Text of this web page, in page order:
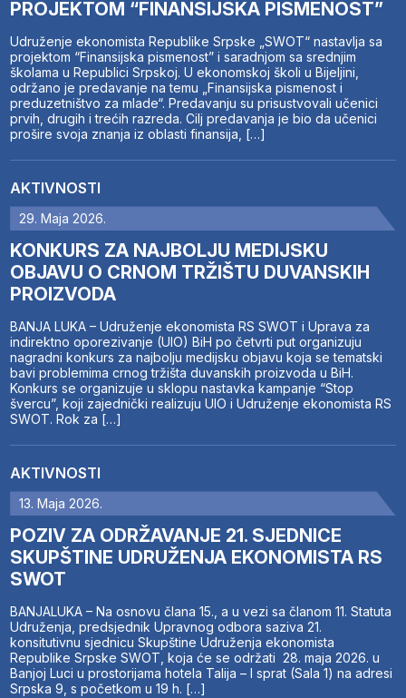
PROJEKTOM “FINANSIJSKA PISMENOST”
Udruženje ekonomista Republike Srpske „SWOT“ nastavlja sa
projektom “Finansijska pismenost” i saradnjom sa srednjim
školama u Republici Srpskoj. U ekonomskoj školi u Bijeljini,
održano je predavanje na temu „Finansijska pismenost i
preduzetništvo za mlade“. Predavanju su prisustvovali učenici
prvih, drugih i trećih razreda. Cilj predavanja je bio da učenici
prošire svoja znanja iz oblasti finansija, […]
AKTIVNOSTI
29. Maja 2026.
KONKURS ZA NAJBOLJU MEDIJSKU
OBJAVU O CRNOM TRŽIŠTU DUVANSKIH
PROIZVODA
BANJA LUKA – Udruženje ekonomista RS SWOT i Uprava za
indirektno oporezivanje (UIO) BiH po četvrti put organizuju
nagradni konkurs za najbolju medijsku objavu koja se tematski
bavi problemima crnog tržišta duvanskih proizvoda u BiH.
Konkurs se organizuje u sklopu nastavka kampanje “Stop
švercu”, koji zajednički realizuju UIO i Udruženje ekonomista RS
SWOT. Rok za […]
AKTIVNOSTI
13. Maja 2026.
POZIV ZA ODRŽAVANJE 21. SJEDNICE
SKUPŠTINE UDRUŽENJA EKONOMISTA RS
SWOT
BANJALUKA – Na osnovu člana 15., a u vezi sa članom 11. Statuta
Udruženja, predsjednik Upravnog odbora saziva 21.
konsitutivnu sjednicu Skupštine Udruženja ekonomista
Republike Srpske SWOT, koja će se održati 28. maja 2026. u
Banjoj Luci u prostorijama hotela Talija – I sprat (Sala 1) na adresi
Srpska 9, s početkom u 19 h. […]